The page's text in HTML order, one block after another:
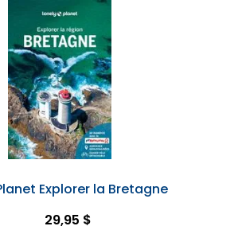
Explorer la Bretagne
29,95 $